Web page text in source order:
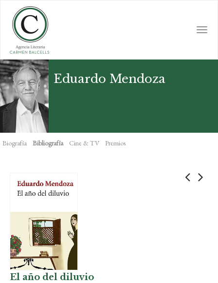
main
content
Eduardo Mendoza
Biografía Bibliografía Cine & TV Premios
El año del diluvio